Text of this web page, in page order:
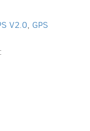
V2.0, GPS